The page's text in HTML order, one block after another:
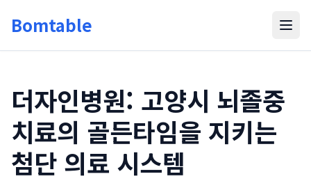
Bomtable
더자인병원: 고양시 뇌졸중
치료의 골든타임을 지키는
첨단 의료 시스템